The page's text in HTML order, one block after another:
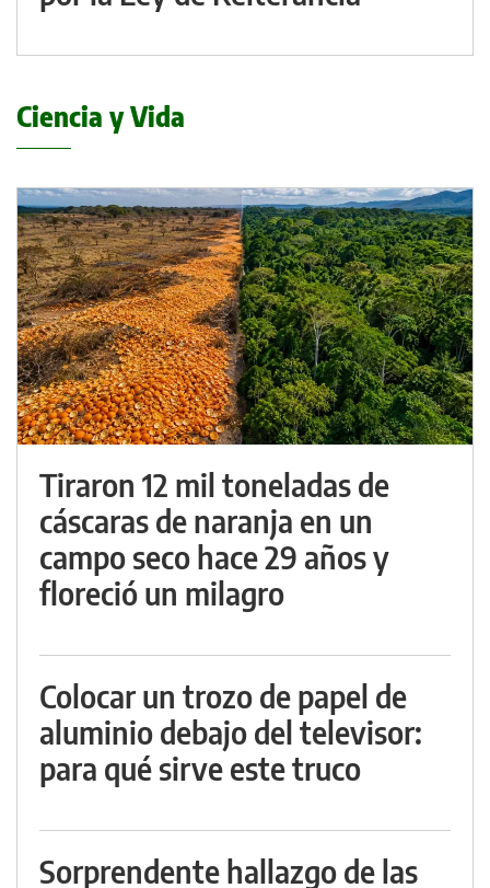
Ciencia y Vida
Tiraron 12 mil toneladas de
cáscaras de naranja en un
campo seco hace 29 años y
floreció un milagro
Colocar un trozo de papel de
aluminio debajo del televisor:
para qué sirve este truco
Sorprendente hallazgo de las